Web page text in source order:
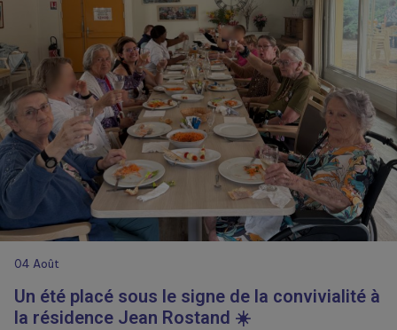
04 Août
Un été placé sous le signe de la convivialité à
la résidence Jean Rostand ☀️